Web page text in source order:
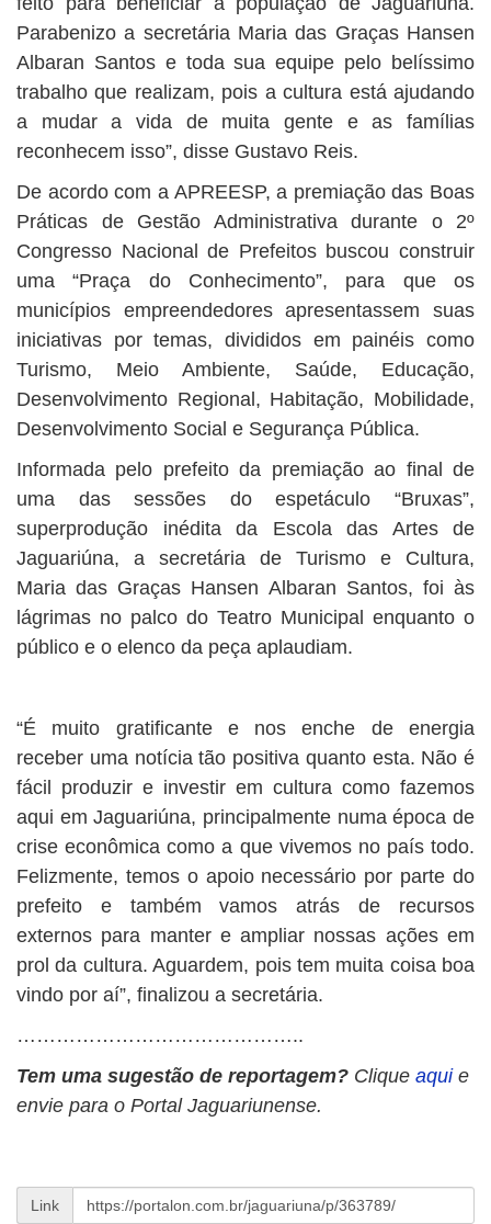
Parabenizo a secretária Maria das Graças Hansen
Albaran Santos e toda sua equipe pelo belíssimo
trabalho que realizam, pois a cultura está ajudando
a mudar a vida de muita gente e as famílias
reconhecem isso”, disse Gustavo Reis.
De acordo com a APREESP, a premiação das Boas
Práticas de Gestão Administrativa durante o 2º
Congresso Nacional de Prefeitos buscou construir
uma “Praça do Conhecimento”, para que os
municípios empreendedores apresentassem suas
iniciativas por temas, divididos em painéis como
Turismo, Meio Ambiente, Saúde, Educação,
Desenvolvimento Regional, Habitação, Mobilidade,
Desenvolvimento Social e Segurança Pública.
Informada pelo prefeito da premiação ao final de
uma das sessões do espetáculo “Bruxas”,
superprodução inédita da Escola das Artes de
Jaguariúna, a secretária de Turismo e Cultura,
Maria das Graças Hansen Albaran Santos, foi às
lágrimas no palco do Teatro Municipal enquanto o
público e o elenco da peça aplaudiam.
“É muito gratificante e nos enche de energia
receber uma notícia tão positiva quanto esta. Não é
fácil produzir e investir em cultura como fazemos
aqui em Jaguariúna, principalmente numa época de
crise econômica como a que vivemos no país todo.
Felizmente, temos o apoio necessário por parte do
prefeito e também vamos atrás de recursos
externos para manter e ampliar nossas ações em
prol da cultura. Aguardem, pois tem muita coisa boa
vindo por aí”, finalizou a secretária.
……………………………………..
Tem uma sugestão de reportagem? Clique aqui e
envie para o Portal Jaguariunense.
Link